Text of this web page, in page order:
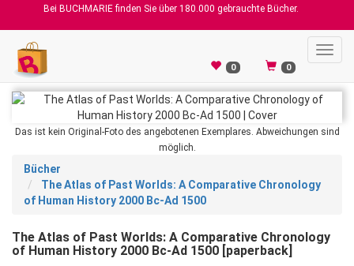
Bei BUCHMARIE finden Sie über 180.000 gebrauchte Bücher.
0 0
Das ist kein Original-Foto des angebotenen Exemplares. Abweichungen sind
möglich.
Bücher
The Atlas of Past Worlds: A Comparative Chronology
of Human History 2000 Bc-Ad 1500
The Atlas of Past Worlds: A Comparative Chronology
of Human History 2000 Bc-Ad 1500 [paperback]